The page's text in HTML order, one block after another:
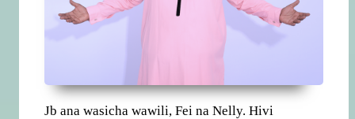
Jb ana wasicha wawili, Fei na Nelly. Hivi